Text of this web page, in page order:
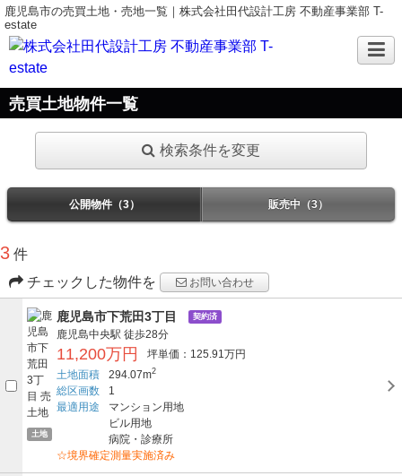
鹿児島市の売買土地・売地一覧｜株式会社田代設計工房 不動産事業部 T-
estate
売買土地物件一覧
検索条件を変更
公開物件（3） 販売中（3）
3 件
チェックした物件を
お問い合わせ
土地
鹿児島市下荒田3丁目 契約済
鹿児島中央駅 徒歩28分
11,200万円
坪単価：125.91万円
土地面積
294.07m2
総区画数
1
最適用途
マンション用地
ビル用地
病院・診療所
☆境界確定測量実施済み